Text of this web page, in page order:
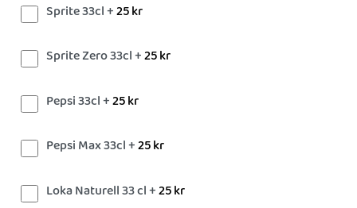
Sprite 33cl +25kr
Sprite Zero 33cl +25kr
Pepsi 33cl +25kr
Pepsi Max 33cl +25kr
Loka Naturell 33 cl +25kr